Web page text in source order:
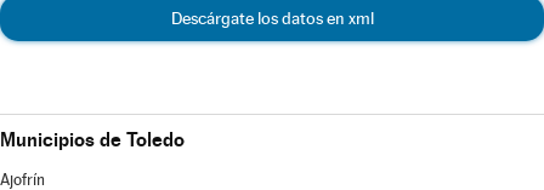
Descárgate los datos en xml
Municipios de Toledo
Ajofrín